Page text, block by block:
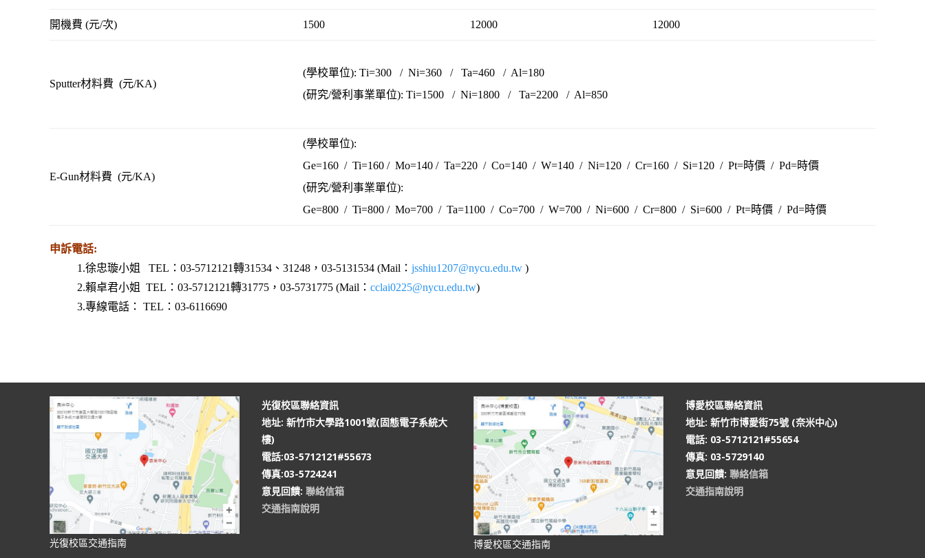
開機費 (元/次) 1500 12000 12000
Sputter材料費 (元/KA)
(學校單位): Ti=300 / Ni=360 / Ta=460 / Al=180
(研究/營利事業單位): Ti=1500 / Ni=1800 / Ta=2200 / Al=850
E-Gun材料費 (元/KA)
(學校單位):
Ge=160 / Ti=160 / Mo=140 / Ta=220 / Co=140 / W=140 / Ni=120 / Cr=160 / Si=120 / Pt=時價 / Pd=時價
(研究/營利事業單位):
Ge=800 / Ti=800 / Mo=700 / Ta=1100 / Co=700 / W=700 / Ni=600 / Cr=800 / Si=600 / Pt=時價 / Pd=時價
申訴電話:
1.徐忠璇小姐 TEL：03-5712121轉31534、31248，03-5131534 (Mail： jsshiu1207@nycu.edu.tw )
2.賴卓君小姐 TEL：03-5712121轉31775，03-5731775 (Mail： cclai0225@nycu.edu.tw)
3.專線電話： TEL：03-6116690
光復校區交通指南
光復校區聯絡資訊
地址: 新竹市大學路1001號(固態電子系統大
樓)
電話:03-5712121#55673
傳真:03-5724241
意見回饋: 聯絡信箱
交通指南說明
博愛校區交通指南
博愛校區聯絡資訊
地址: 新竹市博愛街75號 (奈米中心)
電話: 03-5712121#55654
傳真: 03-5729140
意見回饋: 聯絡信箱
交通指南說明